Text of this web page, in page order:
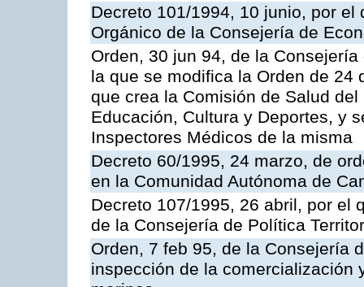
Decreto 101/1994, 10 junio, por
Orgánico de la Consejería de
Orden, 30 jun 94, de la
la que se modifica la Orden de 24
que crea la Comisión de Salud
Educación, Cultura y Deportes, y
Inspectores Médicos de la misma
Decreto 60/1995, 24 marzo, de
en la Comunidad Autónoma de
Decreto 107/1995, 26 abril, por el
de la Consejería de Política
Orden, 7 feb 95, de la Consejería
inspección de la comercialización